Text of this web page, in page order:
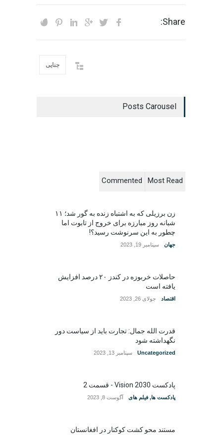
Share:
جنایی
Posts Carousel
Most Read
Commented
زن برزیلی که به اشتباه زنده به گور شد؛ ۱۱
شبانه روز مبارزه برای خروج از تابوت اما
چطور به این سرنوشت رسید؟!
جهان سپتامبر 19, 2023
حاصلات خربوزه در کندز ۲۰ درصد افزایش
یافته است
اقتصاد جولای 26, 2023
قدرت الله جمال: تجارت باید از سیاست دور
نگهداشته شود
Uncategorized سپتامبر 13, 2023
پادکست Vision 2030 - قسمت 2
پادکست ها, فیلم های آگوست 8, 2023
مستند محو کشت کوکنار در افغانستان